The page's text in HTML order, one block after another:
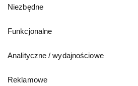
zgody
Niezbędne
Funkcjonalne
Analityczne / wydajnościowe
Reklamowe